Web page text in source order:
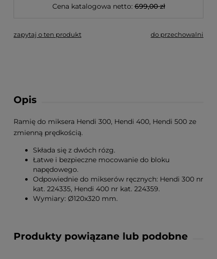
Cena katalogowa netto: 699,00 zł
zapytaj o ten produkt do przechowalni
Opis
Ramię do miksera Hendi 300, Hendi 400, Hendi 500 ze
zmienną prędkością.
Składa się z dwóch rózg.
Łatwe i bezpieczne mocowanie do bloku
napędowego.
Odpowiednie do mikserów ręcznych: Hendi 300 nr
kat. 224335, Hendi 400 nr kat. 224359.
Wymiary: Ø120x320 mm.
Produkty powiązane lub podobne